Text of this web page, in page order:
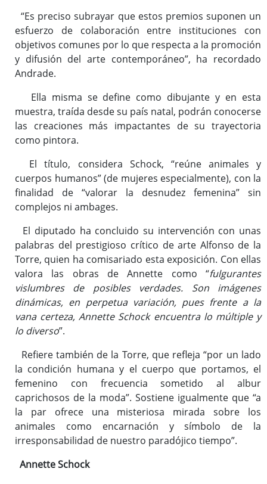
“Es preciso subrayar que estos premios suponen un
esfuerzo de colaboración entre instituciones con
objetivos comunes por lo que respecta a la promoción
y difusión del arte contemporáneo”, ha recordado
Andrade.
Ella misma se define como dibujante y en esta
muestra, traída desde su país natal, podrán conocerse
las creaciones más impactantes de su trayectoria
como pintora.
El título, considera Schock, “reúne animales y
cuerpos humanos” (de mujeres especialmente), con la
finalidad de “valorar la desnudez femenina” sin
complejos ni ambages.
El diputado ha concluido su intervención con unas
palabras del prestigioso crítico de arte Alfonso de la
Torre, quien ha comisariado esta exposición. Con ellas
valora las obras de Annette como “fulgurantes
vislumbres de posibles verdades. Son imágenes
dinámicas, en perpetua variación, pues frente a la
vana certeza, Annette Schock encuentra lo múltiple y
lo diverso”.
Refiere también de la Torre, que refleja “por un lado
la condición humana y el cuerpo que portamos, el
femenino con frecuencia sometido al albur
caprichosos de la moda”. Sostiene igualmente que “a
la par ofrece una misteriosa mirada sobre los
animales como encarnación y símbolo de la
irresponsabilidad de nuestro paradójico tiempo”.
Annette Schock